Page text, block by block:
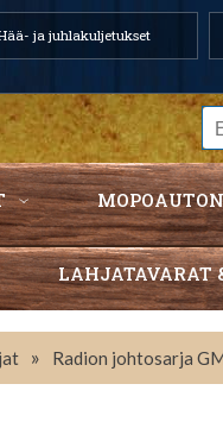
ja juhlakuljetukset
LAHJATAVARAT
» Radion johtosarja